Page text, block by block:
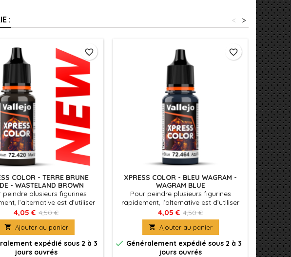
: >
<
COLOR - TERRE BRUNE
- WASTELAND BROWN
peindre plusieurs figurines
l’alternative est d’utiliser
des couleurs mates avec
formulation spécifique qui
de peindre des figurines
et rapidement
4,05 € 4,50 €
 Ajouter au panier
expédié sous 2 à 3
jours ouvrés
favorite_border
XPRESS COLOR - BLEU WAGRAM -
WAGRAM BLUE
Pour peindre plusieurs figurines
rapidement, l’alternative est d’utiliser
Xpress Color, des couleurs mates avec
une formulation spécifique qui
permettent de peindre des figurines
facilement et rapidement
4,05 € 4,50 €
 Ajouter au panier
 Généralement expédié sous 2 à 3
jours ouvrés
favorite_border
XPRESS
Pour
Xpress
une
